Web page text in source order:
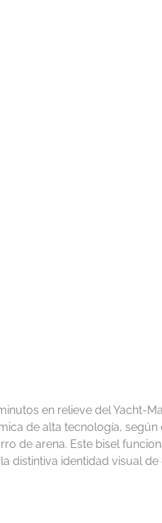
en relieve del
de alta tecnología,
de arena. Este bisel
distintiva identidad visual de